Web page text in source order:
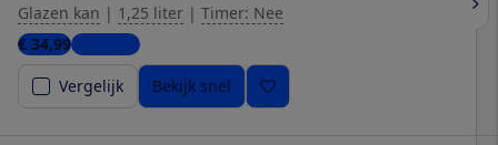
Glazen kan | 1,25 liter | Timer: Nee
€ 34,995 winkels
Vergelijk
Bekijk snel